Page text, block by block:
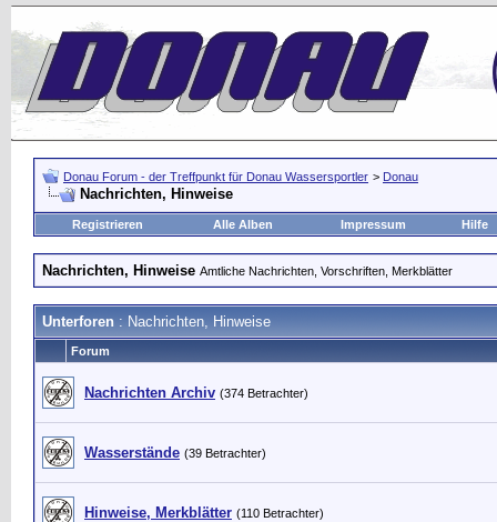
Donau Forum - der Treffpunkt für Donau Wassersportler > Donau
Nachrichten, Hinweise
Registrieren Alle Alben Impressum Hilfe
Nachrichten, Hinweise Amtliche Nachrichten, Vorschriften, Merkblätter
Unterforen : Nachrichten, Hinweise
Forum
Nachrichten Archiv (374 Betrachter)
Wasserstände (39 Betrachter)
Hinweise, Merkblätter (110 Betrachter)